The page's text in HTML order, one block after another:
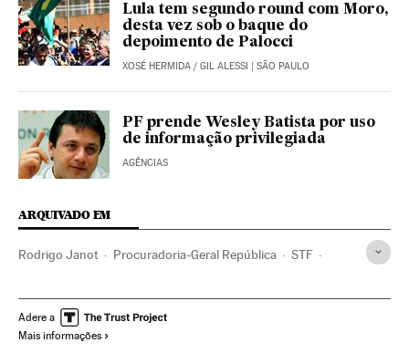
Lula tem segundo round com Moro,
desta vez sob o baque do
depoimento de Palocci
XOSÉ HERMIDA / GIL ALESSI | SÃO PAULO
PF prende Wesley Batista por uso
de informação privilegiada
AGÊNCIAS
ARQUIVADO EM
Rodrigo Janot Procuradoria-Geral República STF
Justiça Federal Michel Temer
Investigação policial
Adere a
Mais informações